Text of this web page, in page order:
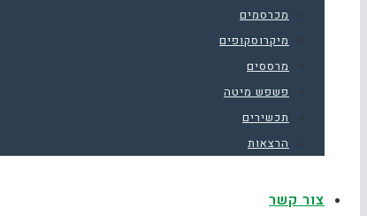
מכרסמים
מיקרוסקופים
מרססים
פשפש מיטה
תכשירים
הרצאות
צור קשר